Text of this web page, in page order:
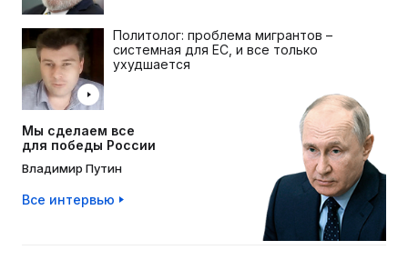
Политолог: проблема мигрантов –
системная для ЕС, и все только
ухудшается
Мы сделаем все
для победы России
Владимир Путин
Все интервью